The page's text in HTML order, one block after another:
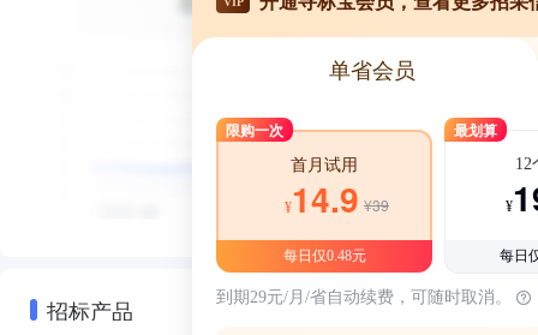
招标产品
单省会员
限购一次
首月试用
¥14.9 ¥39
每日仅0.48元
最划算
12
¥
每日
到期29元/月/省自动续费，可随时取消。